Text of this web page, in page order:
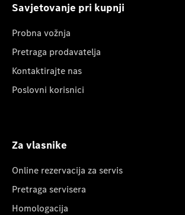
Savjetovanje pri kupnji
Probna vožnja
Pretraga prodavatelja
Kontaktirajte nas
Poslovni korisnici
Za vlasnike
Online rezervacija za servis
Pretraga servisera
Homologacija